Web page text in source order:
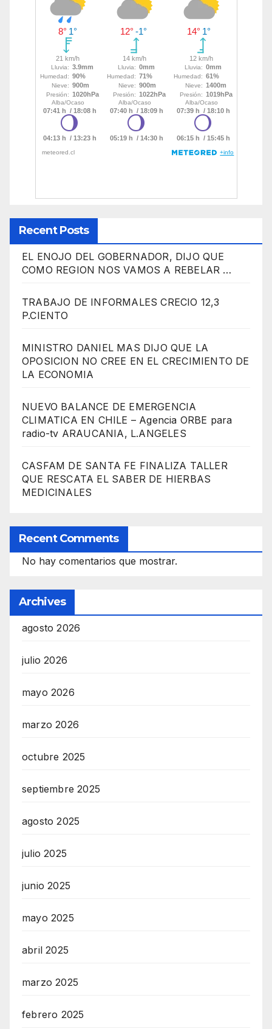
Recent Posts
EL ENOJO DEL GOBERNADOR, DIJO QUE
COMO REGION NOS VAMOS A REBELAR …
TRABAJO DE INFORMALES CRECIO 12,3
P.CIENTO
MINISTRO DANIEL MAS DIJO QUE LA
OPOSICION NO CREE EN EL CRECIMIENTO DE
LA ECONOMIA
NUEVO BALANCE DE EMERGENCIA
CLIMATICA EN CHILE – Agencia ORBE para
radio-tv ARAUCANIA, L.ANGELES
CASFAM DE SANTA FE FINALIZA TALLER
QUE RESCATA EL SABER DE HIERBAS
MEDICINALES
Recent Comments
No hay comentarios que mostrar.
Archives
agosto 2026
julio 2026
mayo 2026
marzo 2026
octubre 2025
septiembre 2025
agosto 2025
julio 2025
junio 2025
mayo 2025
abril 2025
marzo 2025
febrero 2025